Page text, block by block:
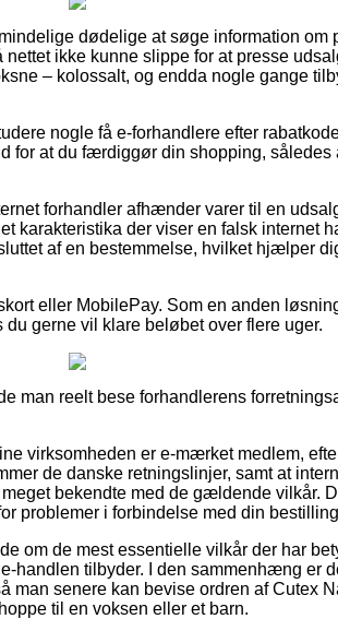
dødelige at søge information om
ikke kunne slippe for at presse
– kolossalt, og endda nogle gange
nogle få e-forhandlere efter
for at du færdiggør din shopping, således
forhandler afhænder varer til en
karakteristika der viser en falsk internet
af en bestemmelse, hvilket hjælper
eller MobilePay. Som en anden
gerne vil klare beløbet over flere uger.
man reelt bese forhandlerens
virksomheden er e-mærket medlem,
de danske retningslinjer, samt at
bekendte med de gældende vilkår.
problemer i forbindelse med din
om de mest essentielle vilkår der har
handlen tilbyder. I den sammenhæng er
senere kan bevise ordren af Cutex
til en voksen eller et barn.